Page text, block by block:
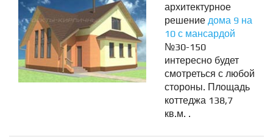
архитектурное
решение дома 9 на
10 с мансардой
№30-150
интересно будет
смотреться с любой
стороны. Площадь
коттеджа 138,7
кв.м. .